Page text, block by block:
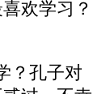
欢学习？
？孔子对